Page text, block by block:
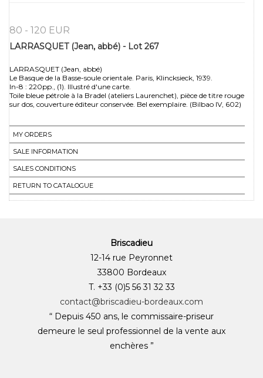
80 - 120 EUR
LARRASQUET (Jean, abbé) - Lot 267
LARRASQUET (Jean, abbé)
Le Basque de la Basse-soule orientale. Paris, Klincksieck, 1939.
In-8 : 220pp., (1). Illustré d'une carte.
Toile bleue pétrole à la Bradel (ateliers Laurenchet), pièce de titre rouge
sur dos, couverture éditeur conservée. Bel exemplaire. (Bilbao IV, 602)
MY ORDERS
SALE INFORMATION
SALES CONDITIONS
RETURN TO CATALOGUE
Briscadieu
12-14 rue Peyronnet
33800 Bordeaux
T. +33 (0)5 56 31 32 33
contact@briscadieu-bordeaux.com
“ Depuis 450 ans, le commissaire-priseur
demeure le seul professionnel de la vente aux
enchères ”